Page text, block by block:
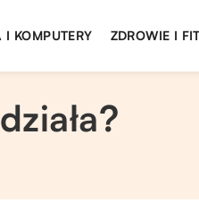
KOMPUTERY ZDROWIE I